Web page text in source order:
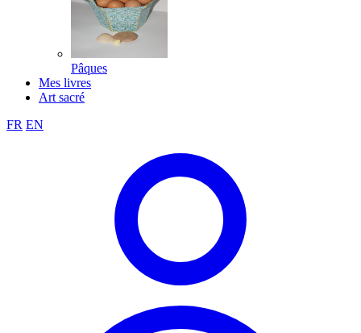
Pâques
Mes livres
Art sacré
FR EN